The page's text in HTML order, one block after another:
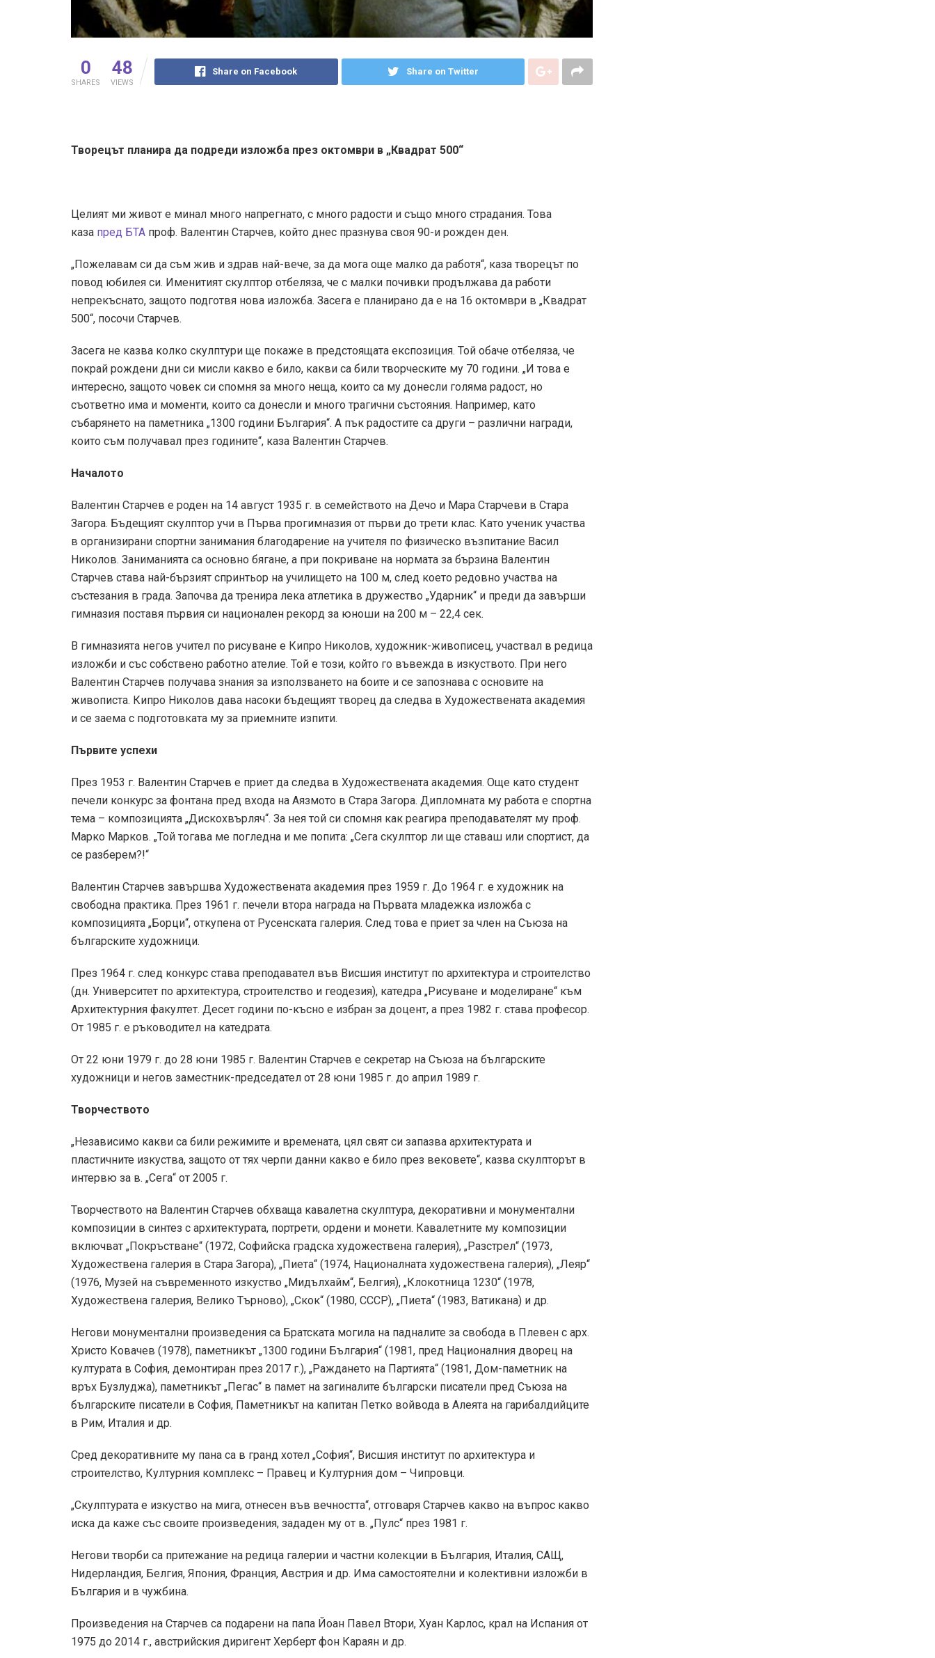
0
SHARES
48
VIEWS
Share on Facebook Share on Twitter
Творецът планира да подреди изложба през октомври в „Квадрат 500“
Целият ми живот е минал много напрегнато, с много радости и също много страдания. Това
каза пред БТА проф. Валентин Старчев, който днес празнува своя 90-и рожден ден.
„Пожелавам си да съм жив и здрав най-вече, за да мога още малко да работя“, каза творецът по
повод юбилея си. Именитият скулптор отбеляза, че с малки почивки продължава да работи
непрекъснато, защото подготвя нова изложба. Засега е планирано да е на 16 октомври в „Квадрат
500“, посочи Старчев.
Засега не казва колко скулптури ще покаже в предстоящата експозиция. Той обаче отбеляза, че
покрай рождени дни си мисли какво е било, какви са били творческите му 70 години. „И това е
интересно, защото човек си спомня за много неща, които са му донесли голяма радост, но
съответно има и моменти, които са донесли и много трагични състояния. Например, като
събарянето на паметника „1300 години България“. А пък радостите са други – различни награди,
които съм получавал през годините“, каза Валентин Старчев.
Началото
Валентин Старчев e роден на 14 август 1935 г. в семейството на Дечо и Мара Старчеви в Стара
Загора. Бъдещият скулптор учи в Първа прогимназия от първи до трети клас. Като ученик участва
в организирани спортни занимания благодарение на учителя по физическо възпитание Васил
Николов. Заниманията са основно бягане, а при покриване на нормата за бързина Валентин
Старчев става най-бързият спринтьор на училището на 100 м, след което редовно участва на
състезания в града. Започва да тренира лека атлетика в дружество „Ударник“ и преди да завърши
гимназия поставя първия си национален рекорд за юноши на 200 м – 22,4 сек.
В гимназията негов учител по рисуване е Кипро Николов, художник-живописец, участвал в редица
изложби и със собствено работно ателие. Той е този, който го въвежда в изкуството. При него
Валентин Старчев получава знания за използването на боите и се запознава с основите на
живописта. Кипро Николов дава насоки бъдещият творец да следва в Художествената академия
и се заема с подготовката му за приемните изпити.
Първите успехи
През 1953 г. Валентин Старчев е приет да следва в Художествената академия. Още като студент
печели конкурс за фонтана пред входа на Аязмото в Стара Загора. Дипломната му работа е спортна
тема – композицията „Дискохвърляч“. За нея той си спомня как реагира преподавателят му проф.
Марко Марков. „Той тогава ме погледна и ме попита: „Сега скулптор ли ще ставаш или спортист, да
се разберем?!“
Валентин Старчев завършва Художествената академия през 1959 г. До 1964 г. е художник на
свободна практика. През 1961 г. печели втора награда на Първата младежка изложба с
композицията „Борци“, откупена от Русенската галерия. След това е приет за член на Съюза на
българските художници.
През 1964 г. след конкурс става преподавател във Висшия институт по архитектура и строителство
(дн. Университет по архитектура, строителство и геодезия), катедра „Рисуване и моделиране“ към
Архитектурния факултет. Десет години по-късно е избран за доцент, а през 1982 г. става професор.
От 1985 г. е ръководител на катедрата.
От 22 юни 1979 г. до 28 юни 1985 г. Валентин Старчев е секретар на Съюза на българските
художници и негов заместник-председател от 28 юни 1985 г. до април 1989 г.
Творчеството
„Независимо какви са били режимите и времената, цял свят си запазва архитектурата и
пластичните изкуства, защото от тях черпи данни какво е било през вековете“, казва скулпторът в
интервю за в. „Сега“ от 2005 г.
Творчеството на Валентин Старчев обхваща кавалетна скулптура, декоративни и монументални
композиции в синтез с архитектурата, портрети, ордени и монети. Кавалетните му композиции
включват „Покръстване“ (1972, Софийска градска художествена галерия), „Разстрел“ (1973,
Художествена галерия в Стара Загора), „Пиета“ (1974, Националната художествена галерия), „Леяр“
(1976, Музей на съвременното изкуство „Мидълхайм“, Белгия), „Клокотница 1230“ (1978,
Художествена галерия, Велико Търново), „Скок“ (1980, СССР), „Пиета“ (1983, Ватикана) и др.
Негови монументални произведения са Братската могила на падналите за свобода в Плевен с арх.
Христо Ковачев (1978), паметникът „1300 години България“ (1981, пред Националния дворец на
културата в София, демонтиран през 2017 г.), „Раждането на Партията“ (1981, Дом-паметник на
връх Бузлуджа), паметникът „Пегас“ в памет на загиналите български писатели пред Съюза на
българските писатели в София, Паметникът на капитан Петко войвода в Алеята на гарибалдийците
в Рим, Италия и др.
Сред декоративните му пана са в гранд хотел „София“, Висшия институт по архитектура и
строителство, Културния комплекс – Правец и Културния дом – Чипровци.
„Скулптурата е изкуство на мига, отнесен във вечността“, отговаря Старчев какво на въпрос какво
иска да каже със своите произведения, зададен му от в. „Пулс“ през 1981 г.
Негови творби са притежание на редица галерии и частни колекции в България, Италия, САЩ,
Нидерландия, Белгия, Япония, Франция, Австрия и др. Има самостоятелни и колективни изложби в
България и в чужбина.
Произведения на Старчев са подарени на папа Йоан Павел Втори, Хуан Карлос, крал на Испания от
1975 до 2014 г., австрийския диригент Херберт фон Караян и др.